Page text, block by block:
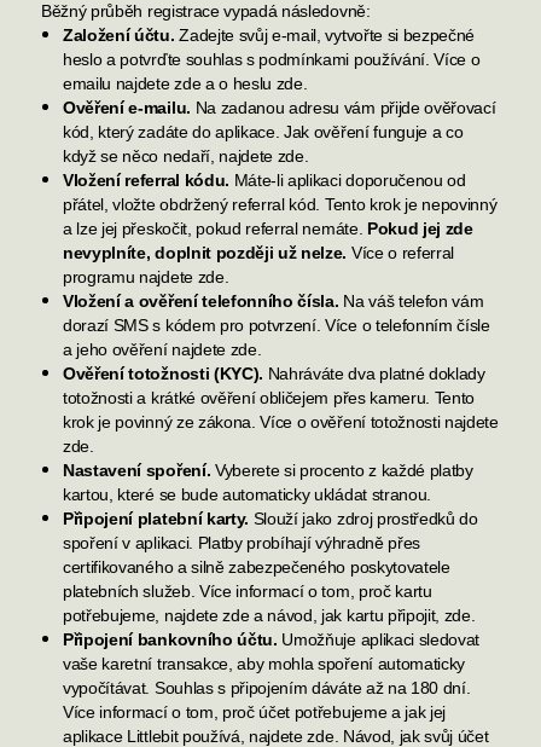
Běžný průběh registrace vypadá následovně:
Založení účtu. Zadejte svůj e-mail, vytvořte si bezpečné
heslo a potvrďte souhlas s podmínkami používání. Více o
emailu najdetezdea o heslu zde.
Ověření e-mailu. Na zadanou adresu vám přijde ověřovací
kód, který zadáte do aplikace. Jak ověření funguje a co
když se něco nedaří, najdete zde.
Vložení referral kódu. Máte-li aplikaci doporučenou od
přátel, vložte obdržený referral kód. Tento krok je nepovinný
a lze jej přeskočit, pokud referral nemáte. Pokud jej zde
nevyplníte, doplnit později už nelze. Více o referral
programu najdete zde.
Vložení a ověření telefonního čísla. Na váš telefon vám
dorazí SMS s kódem pro potvrzení. Více o telefonním čísle
a jeho ověření najdete zde.
Ověření totožnosti (KYC). Nahráváte dva platné doklady
totožnosti a krátké ověření obličejem přes kameru. Tento
krok je povinný ze zákona. Více o ověření totožnosti najdete
zde
Nastavení spoření. Vyberete si procento z každé platby
kartou, které se bude automaticky ukládat stranou.
Připojení platební karty. Slouží jako zdroj prostředků do
spoření v aplikaci. Platby probíhají výhradně přes
certifikovaného a silně zabezpečeného poskytovatele
platebních služeb. Více informací o tom, proč kartu
potřebujeme, najdetezdea návod, jak kartu připojit, zde.
Připojení bankovního účtu. Umožňuje aplikaci sledovat
vaše karetní transakce, aby mohla spoření automaticky
vypočítávat. Souhlas s připojením dáváte až na 180 dní.
Více informací o tom, proč účet potřebujeme a jak jej
aplikace Littlebit používá, najdetezde. Návod, jak svůj účet